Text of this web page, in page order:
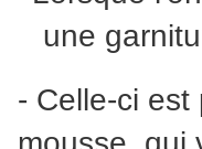
une
- Celle-ci